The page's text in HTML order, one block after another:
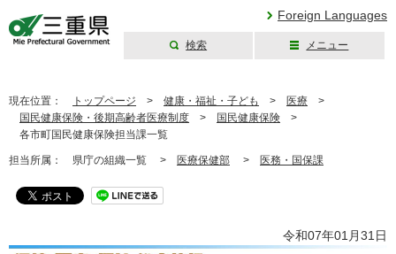
Foreign Languages
検索 メニュー
現在位置： トップページ > 健康・福祉・子ども > 医療 >
国民健康保険・後期高齢者医療制度 > 国民健康保険 >
各市町国民健康保険担当課一覧
担当所属： 県庁の組織一覧 > 医療保健部 > 医務・国保課
令和07年01月31日